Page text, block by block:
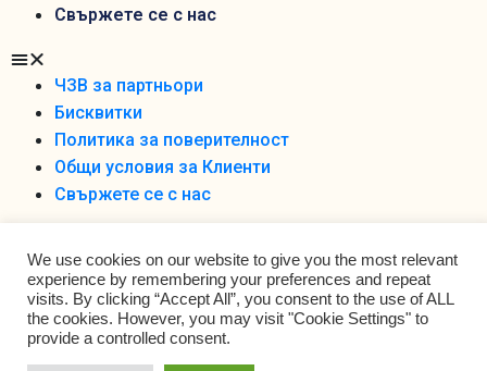
Свържете се с нас
ЧЗВ за партньори
Бисквитки
Политика за поверителност
Общи условия за Клиенти
Свържете се с нас
Foodobox 2021 Ltd ©
We use cookies on our website to give you the most relevant
experience by remembering your preferences and repeat
visits. By clicking “Accept All”, you consent to the use of ALL
the cookies. However, you may visit "Cookie Settings" to
provide a controlled consent.